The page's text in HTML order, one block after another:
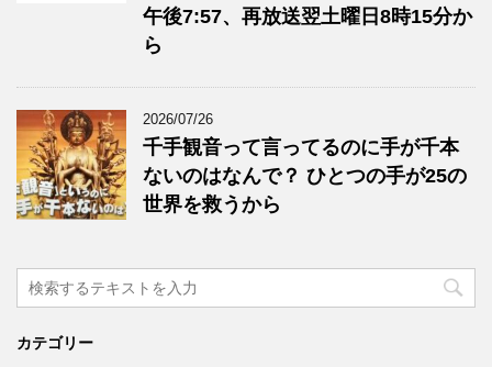
午後7:57、再放送翌土曜日8時15分か
ら
2026/07/26
千手観音って言ってるのに手が千本
ないのはなんで？ ひとつの手が25の
世界を救うから
カテゴリー